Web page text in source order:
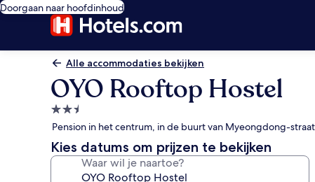
Doorgaan naar hoofdinhoud
Alle accommodaties bekijken
OYO Rooftop Hostel
2.5-
sterrenaccommodatie
Pension in het centrum, in de buurt van Myeongdong-straat
Kies datums om prijzen te bekijken
Waar wil je naartoe?